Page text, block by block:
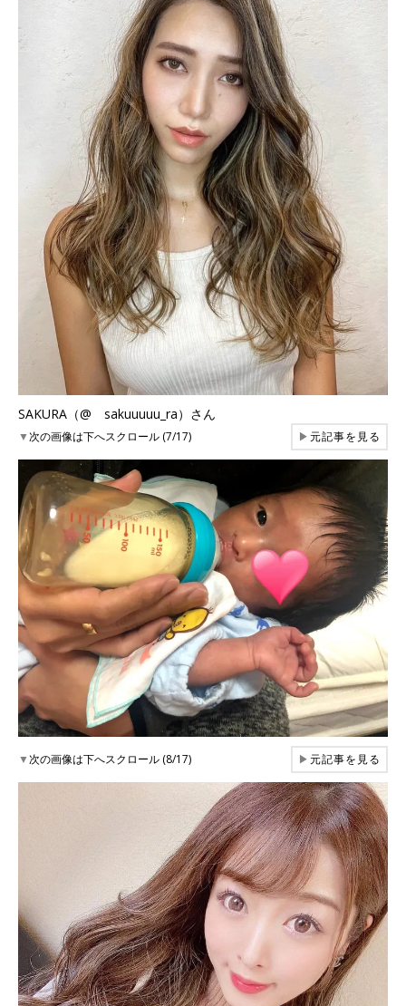
SAKURA（@ sakuuuuu_ra）さん
▼次の画像は下へスクロール (7/17) ▶元記事を見る
▼次の画像は下へスクロール (8/17) ▶元記事を見る